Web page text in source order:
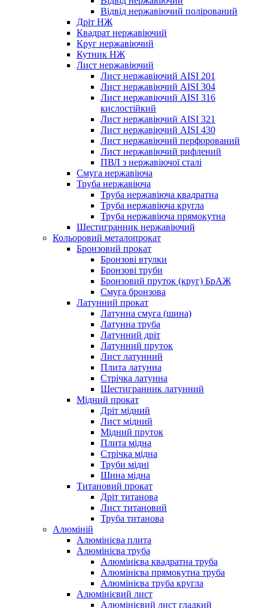
Відвід нержавіючий полірований
Дріт НЖ
Квадрат нержавіючий
Круг нержавіючий
Кутник НЖ
Лист нержавіючий
Лист нержавіючий AISI 201
Лист нержавіючий AISI 304
Лист нержавіючий AISI 316
кислостійкий
Лист нержавіючий AISI 321
Лист нержавіючий AISI 430
Лист нержавіючий перфорований
Лист нержавіючий рифлений
ПВЛ з нержавіючої сталі
Смуга нержавіюча
Труба нержавіюча
Труба нержавіюча квадратна
Труба нержавіюча кругла
Труба нержавіюча прямокутна
Шестигранник нержавіючий
Кольоровий металопрокат
Бронзовий прокат
Бронзові втулки
Бронзові труби
Бронзовий пруток (круг) БрАЖ
Смуга бронзова
Латунний прокат
Латунна смуга (шина)
Латунна труба
Латунний дріт
Латунний пруток
Лист латунний
Плита латунна
Стрічка латунна
Шестигранник латунний
Мідний прокат
Дріт мідний
Лист мідний
Мідний пруток
Плита мідна
Стрічка мідна
Труби мідні
Шина мідна
Титановий прокат
Дріт титанова
Лист титановий
Труба титанова
Алюміній
Алюмінієва плита
Алюмінієва труба
Алюмінієва квадратна труба
Алюмінієва прямокутна труба
Алюмінієва труба кругла
Алюмінієвий лист
Алюмінієвий лист гладкий